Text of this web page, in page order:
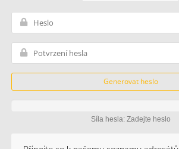
Generovat heslo
Síla hesla: Zadejte heslo